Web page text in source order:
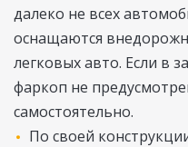
далеко не всех
оснащаются
легковых авто. Если в
фаркоп не
самостоятельно.
По своей